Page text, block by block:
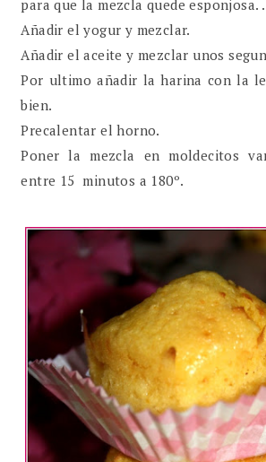
para que la mezcla quede esponjosa. .
Añadir el yogur y mezclar.
Añadir el aceite y mezclar unos
Por ultimo añadir la harina con la
bien.
Precalentar el horno.
Poner la mezcla en moldecitos
entre 15 minutos a 180º.